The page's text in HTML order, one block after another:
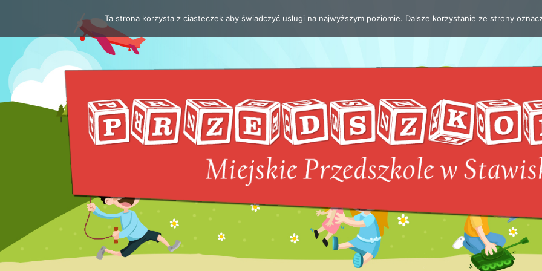
do
treści
Ta strona korzysta z ciasteczek aby świadczyć usługi na najwyższym poziomie. Dalsze korzystanie ze strony